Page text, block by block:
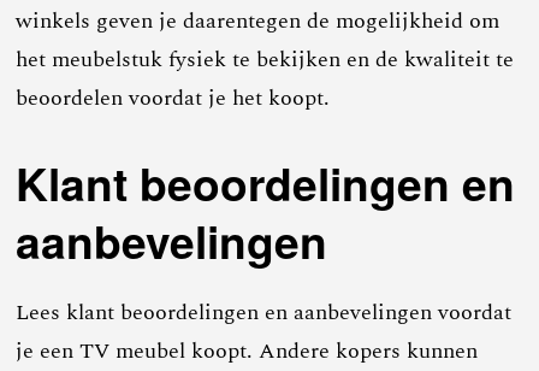
winkels geven je daarentegen de mogelijkheid om
het meubelstuk fysiek te bekijken en de kwaliteit te
beoordelen voordat je het koopt.
Klant beoordelingen en
aanbevelingen
Lees klant beoordelingen en aanbevelingen voordat
je een TV meubel koopt. Andere kopers kunnen